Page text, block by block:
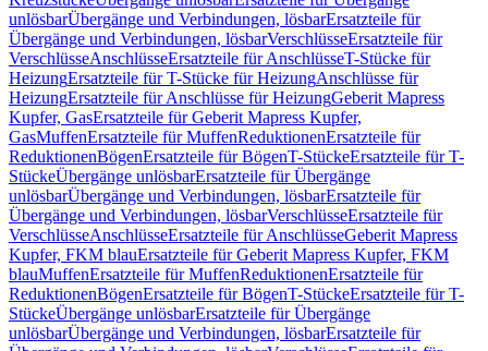
unlösbarÜbergänge und Verbindungen, lösbarErsatzteile für
Übergänge und Verbindungen, lösbarVerschlüsseErsatzteile für
VerschlüsseAnschlüsseErsatzteile für AnschlüsseT-Stücke für
HeizungErsatzteile für T-Stücke für HeizungAnschlüsse für
HeizungErsatzteile für Anschlüsse für HeizungGeberit Mapress
Kupfer, GasErsatzteile für Geberit Mapress Kupfer,
GasMuffenErsatzteile für MuffenReduktionenErsatzteile für
ReduktionenBögenErsatzteile für BögenT-StückeErsatzteile für T-
StückeÜbergänge unlösbarErsatzteile für Übergänge
unlösbarÜbergänge und Verbindungen, lösbarErsatzteile für
Übergänge und Verbindungen, lösbarVerschlüsseErsatzteile für
VerschlüsseAnschlüsseErsatzteile für AnschlüsseGeberit Mapress
Kupfer, FKM blauErsatzteile für Geberit Mapress Kupfer, FKM
blauMuffenErsatzteile für MuffenReduktionenErsatzteile für
ReduktionenBögenErsatzteile für BögenT-StückeErsatzteile für T-
StückeÜbergänge unlösbarErsatzteile für Übergänge
unlösbarÜbergänge und Verbindungen, lösbarErsatzteile für